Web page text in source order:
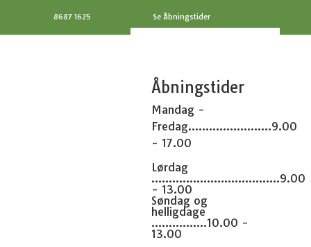
8687 1625 Se åbningstider
Åbningstider
Mandag -
Fredag........................9.00
- 17.00
Lørdag
.....................................9.00
- 13.00
Søndag og
helligdage
................10.00 -
13.00